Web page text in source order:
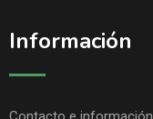
Información